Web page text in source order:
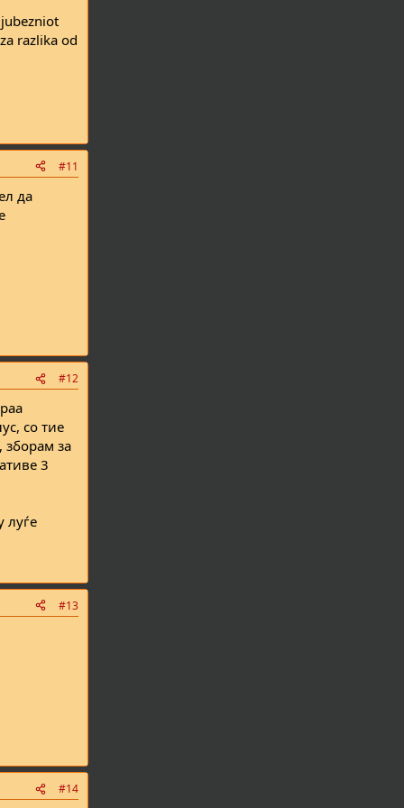
razlika od
#11
да
#12
со тие
зборам за
3
луѓе
#13
#14